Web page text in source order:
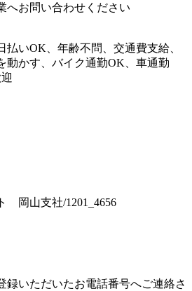
へお問い合わせください
払いOK、年齢不問、交通費支給、
動かす、バイク通勤OK、車通勤
岡山支社/1201_4656
録いただいたお電話番号へご連絡さ